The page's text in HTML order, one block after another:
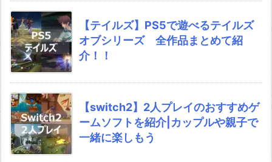
【テイルズ】PS5で遊べるテイルズ
オブシリーズ 全作品まとめて紹
介！！
【switch2】2人プレイのおすすめゲ
ームソフトを紹介|カップルや親子で
一緒に楽しもう